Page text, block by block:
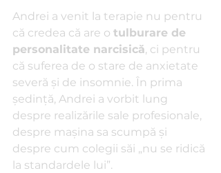
Andrei a venit la terapie nu pentru
că credea că are o tulburare de
personalitate narcisică, ci pentru
că suferea de o stare de anxietate
severă și de insomnie. În prima
ședință, Andrei a vorbit lung
despre realizările sale profesionale,
despre mașina sa scumpă și
despre cum colegii săi „nu se ridică
la standardele lui”.